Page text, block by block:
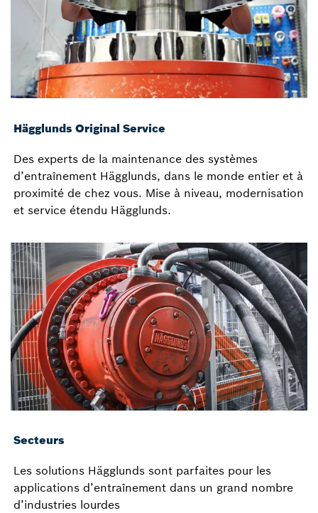
Hägglunds Original Service
Des experts de la maintenance des systèmes
d’entraînement Hägglunds, dans le monde entier et à
proximité de chez vous. Mise à niveau, modernisation
et service étendu Hägglunds.
Secteurs
Les solutions Hägglunds sont parfaites pour les
applications d’entraînement dans un grand nombre
d’industries lourdes